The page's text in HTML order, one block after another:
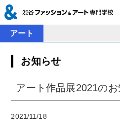
アート
お知らせ
アート作品展2021の
2021/11/18